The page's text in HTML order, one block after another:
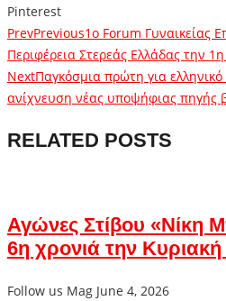
Pinterest
PrevPrevious1ο Forum Γυναικείας
Περιφέρεια Στερεάς Ελλάδας την
NextΠαγκόσμια πρώτη για
ανίχνευση νέας υποψήφιας πηγής
RELATED POSTS
Αγώνες Στίβου «Νίκη
6η χρονιά την Κυριακή
Follow us Mag June 4, 2026